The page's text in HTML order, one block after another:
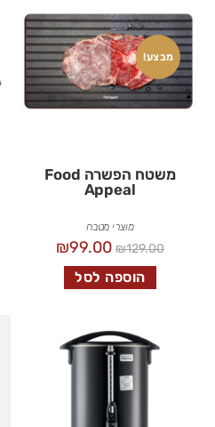
מבצע!
משטח הפשרה Food
Appeal
מוצרי מטבח
₪129.00
₪99.00
הוספה לסל